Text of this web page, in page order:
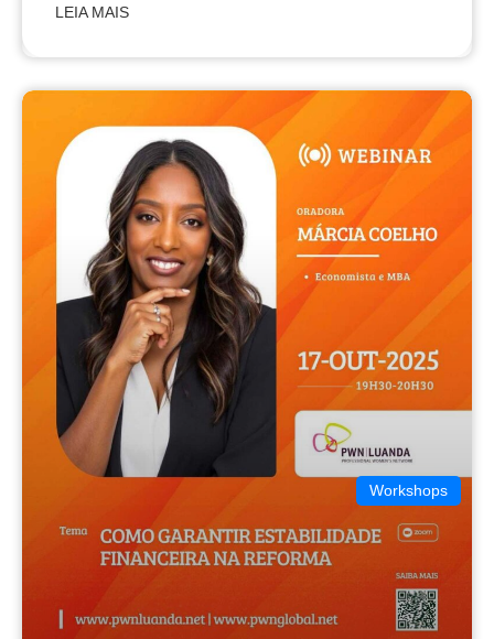
LEIA MAIS
Workshops